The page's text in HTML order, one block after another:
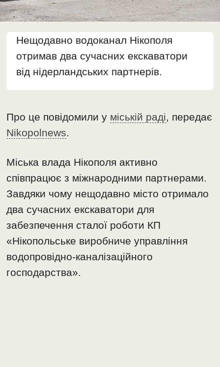
Нещодавно водоканал Нікополя
отримав два сучасних екскаватори
від нідерландських партнерів.
Про це повідомили у міській раді, передає
Nikopolnews.
Міська влада Нікополя активно
співпрацює з міжнародними партнерами.
Завдяки чому нещодавно місто отримало
два сучасних екскаватори для
забезпечення сталої роботи КП
«Нікопольське виробниче управління
водопровідно-каналізаційного
господарства».